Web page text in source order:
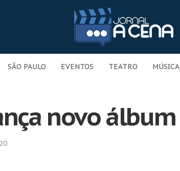
SÃO PAULO EVENTOS TEATRO MÚSICA
novo álbum